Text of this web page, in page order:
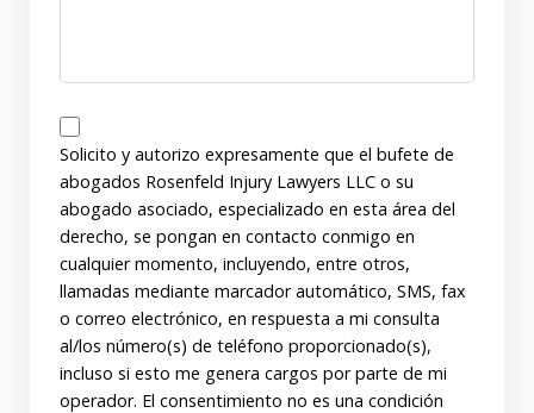
Disclaimer
Solicito y autorizo expresamente que el bufete de
abogados Rosenfeld Injury Lawyers LLC o su
abogado asociado, especializado en esta área del
derecho, se pongan en contacto conmigo en
cualquier momento, incluyendo, entre otros,
llamadas mediante marcador automático, SMS, fax
o correo electrónico, en respuesta a mi consulta
al/los número(s) de teléfono proporcionado(s),
incluso si esto me genera cargos por parte de mi
operador. El consentimiento no es una condición